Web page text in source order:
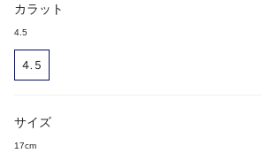
カラット
4.5
4.5
サイズ
17cm